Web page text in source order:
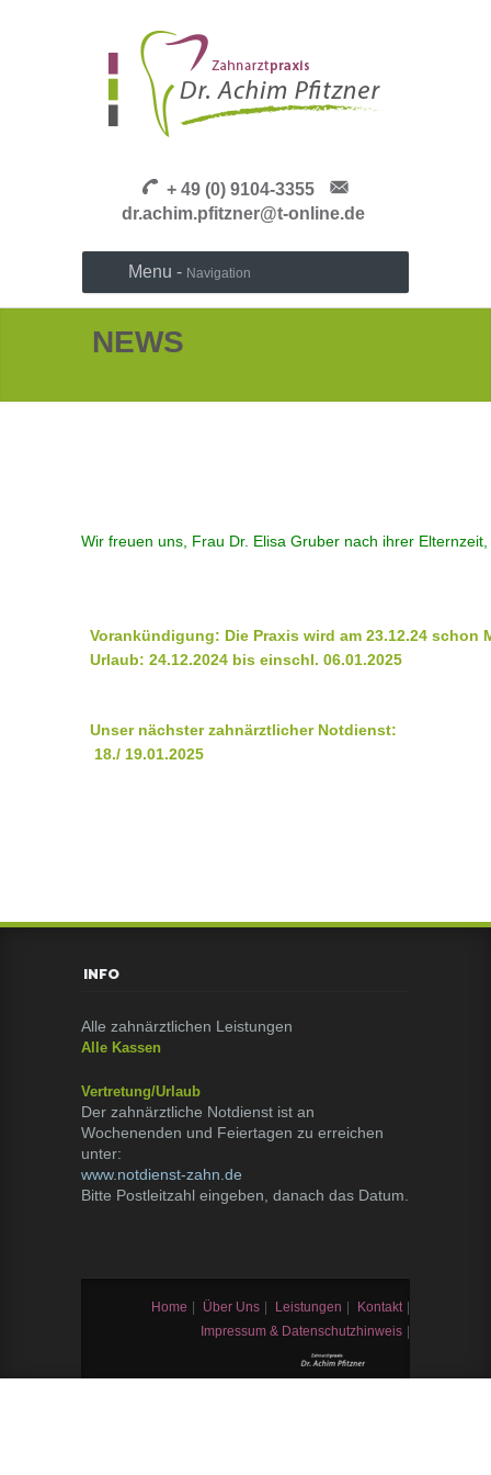
+ 49 (0) 9104-3355
dr.achim.pfitzner@t-online.de
Menu - Navigation
NEWS
Wir freuen uns, Frau Dr. Elisa Gruber nach ihrer
Vorankündigung: Die Praxis wird am 23.12.24 schon
  Unser nächster zahnärztlicher Notdienst:
INFO
Alle zahnärztlichen Leistungen
Alle Kassen
Vertretung/Urlaub
Der zahnärztliche Notdienst ist an
Wochenenden und Feiertagen zu erreichen
unter:
www.notdienst-zahn.de
Bitte Postleitzahl eingeben, danach das Datum.
Home Über Uns Leistungen Kontakt
Impressum & Datenschutzhinweis